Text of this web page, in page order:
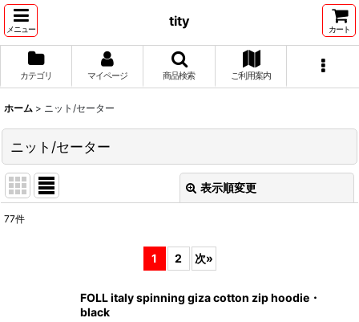
メニュー
tity
カート
カテゴリ マイページ 商品検索 ご利用案内
ホーム > ニット/セーター
ニット/セーター
表示順変更
77件
1 2 次»
FOLL italy spinning giza cotton zip hoodie・
black